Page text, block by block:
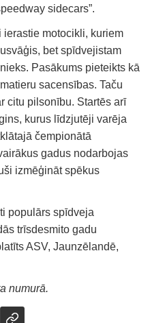
sidecars”.
motocikli, kuriem
bet spīdvejistam
Pasākums pieteikts kā
sacensības. Taču
citu pilsonību. Startēs arī
kurus līdzjutēji varēja
čempionātā
gadus nodarbojas
izmēģināt spēkus
populārs spīdveja
trīsdesmito gadu
ASV, Jaunzēlandē,
numurā.